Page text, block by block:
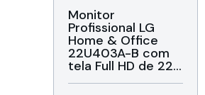
Monitor
Profissional LG
Home & Office
22U403A-B com
tela Full HD de 22”,
Resposta 5ms,